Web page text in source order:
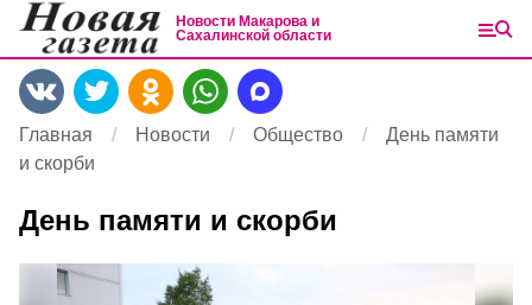
Новости Макарова и
Сахалинской области
Главная Новости Общество
День памяти
и скорби
День памяти и скорби